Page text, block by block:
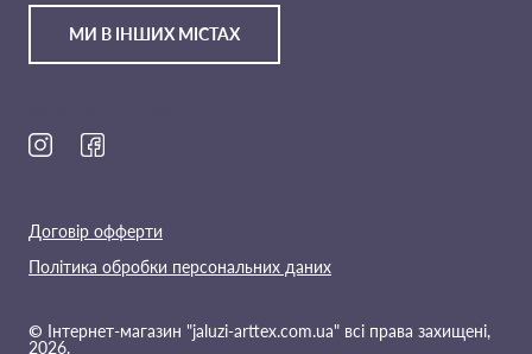
МИ В ІНШИХ МІСТАХ
© Інтернет-магазин "jaluzi-arttex.com.ua" всі права захищені,
2026.
Договір офферти
Політика обробки персональних даних